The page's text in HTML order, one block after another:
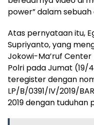
power” dalam sebuah
Atas pernyataan itu,
Supriyanto, yang
Jokowi-Ma’ruf
Polri pada Jumat (19/
teregister dengan
LP/B/0391/IV/2019/
2019 dengan tuduhan